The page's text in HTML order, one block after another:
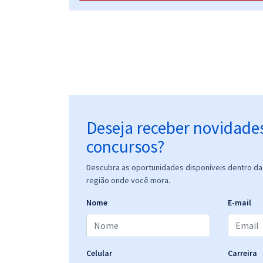
Básicos comuns aos cargos de Nível Médio e
Prefeitura de Umbuzeiro - PB - Conhecimentos
Básicos comuns aos cargos de Nível Médio e
Técnico - Equipe Gran
Prefeitura de Umbuzeiro - PB - Conhecimentos
Básicos comuns aos cargos de Nível Superior -
Deseja receber
concursos?
Descubra as oportunidades disponíveis dentro
região onde você mora.
Nome E-mail
Celular Carreira